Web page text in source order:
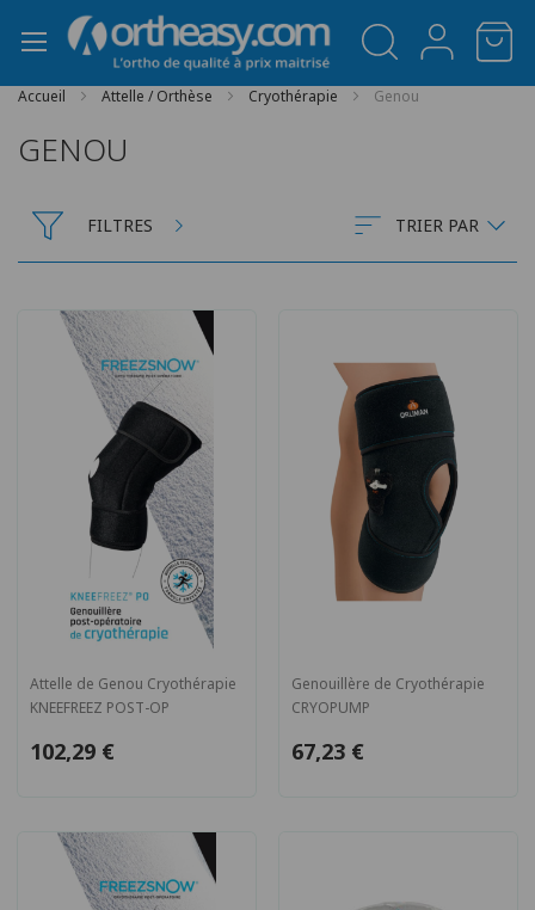
Accueil Attelle / Orthèse Cryothérapie Genou
GENOU
FILTRES TRIER PAR
Attelle de Genou Cryothérapie
KNEEFREEZ POST-OP
102,29 €
Genouillère de Cryothérapie
CRYOPUMP
67,23 €
Panneau de gestion des cookies